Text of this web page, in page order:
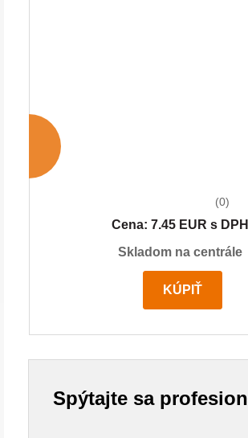
(0)
Cena: 7.45 EUR s DPH
Skladom na centrále
KÚPIŤ
Spýtajte sa